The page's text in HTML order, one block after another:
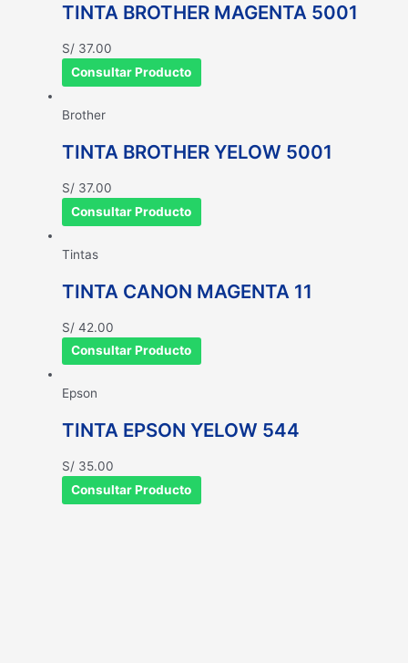
TINTA BROTHER MAGENTA 5001
S/ 37.00
Consultar Producto
Brother
TINTA BROTHER YELOW 5001
S/ 37.00
Consultar Producto
Tintas
TINTA CANON MAGENTA 11
S/ 42.00
Consultar Producto
Epson
TINTA EPSON YELOW 544
S/ 35.00
Consultar Producto